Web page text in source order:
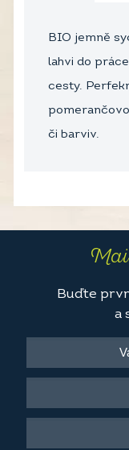
BIO jemně
lahvi do
cesty.
či barviv.
Buďte
a